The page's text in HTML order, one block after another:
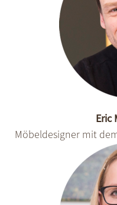
Eric
Möbeldesigner mit